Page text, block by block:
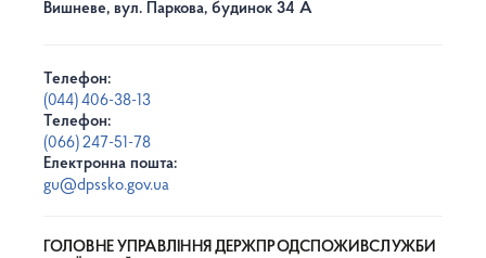
Вишневе, вул. Паркова, будинок 34 А
Телефон:
(044) 406-38-13
Телефон:
(066) 247-51-78
Електронна пошта:
gu@dpssko.gov.ua
ГОЛОВНЕ УПРАВЛІННЯ ДЕРЖПРОДСПОЖИВСЛУЖБИ